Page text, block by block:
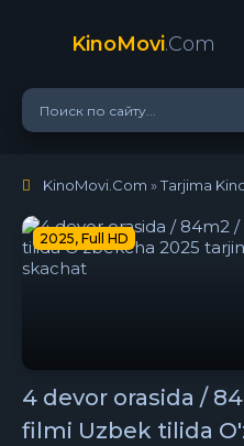
KinoMovi.Com
KinoMovi.Com »Tarjima
2025, Full HD
4 devor orasida /
filmi Uzbek tilida